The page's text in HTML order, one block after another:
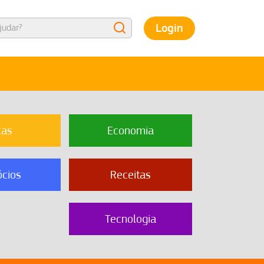
Login
Economia
Receitas
Tecnologia